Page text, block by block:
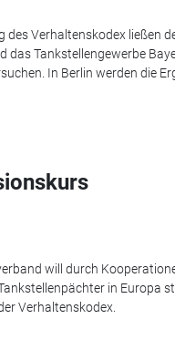
Verhaltenskodex ließen
das Tankstellengewerbe
In Berlin werden die
will durch
in Europa
Verhaltenskodex.